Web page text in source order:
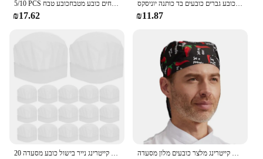
5/10 PCS שף כובעי סושי חנות חד פעמי מזון קייטרינג בישול כובע מלון מסעדה לא ארוג לנשימה מטבח כובע גברים נשיםכובע לטבחים כובע מטבחכובע טבח
₪17.62
כובע שף כובע גברים כובעים בד כותנה יוניסקס
₪11.87
20 יח 'ילדים חד פעמיים כובעי שף פנויות אוכל קייטרינג נייר בישול כובע מסעדה heads מטבח ילדים שפים יוניסקס כובע פיראט כובע שירות קייטרינג מלצר כובעים מלון מסעדה